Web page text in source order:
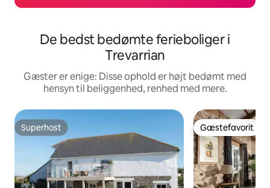
De bedst bedømte ferieboliger i
Trevarrian
Gæster er enige: Disse ophold er højt bedømt med
hensyn til beliggenhed, renhed med mere.
Superhost
Superhost Gæstefavorit
Gæstefavorit